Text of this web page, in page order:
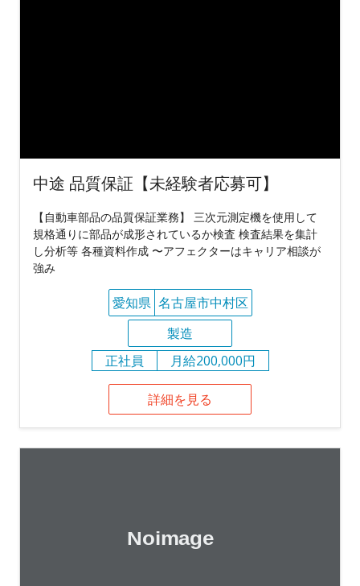
中途 品質保証【未経験者応募可】
【自動車部品の品質保証業務】 三次元測定機を使用して
規格通りに部品が成形されているか検査 検査結果を集計
し分析等 各種資料作成 〜アフェクターはキャリア相談が
強み
愛知県 名古屋市中村区
製造
正社員
月給200,000円
詳細を見る